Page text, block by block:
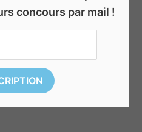
concours par mail !